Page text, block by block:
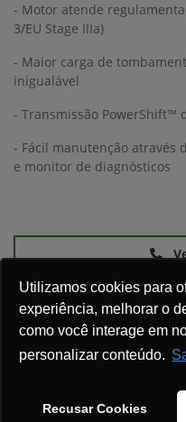
Utilizamos cookies para
experiência, melhorar o
como você interage em
personalizar conteúdo.
Recusar Cookies
- Motor atende
3/EU Stage IIIa)
- Maior carga de
inigualável
- Transmissão PowerShift™
- Fácil manutenção através
e monitor de diagnósticos
Equipamentos
Para otimizar sua experiência
política de cookies e para
.